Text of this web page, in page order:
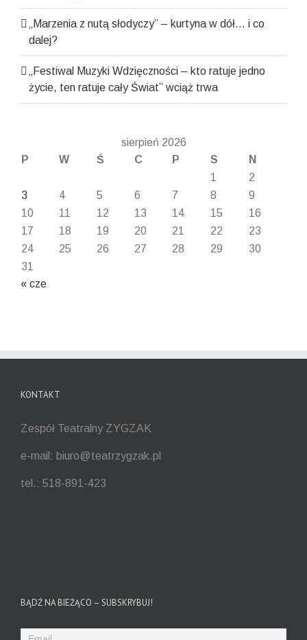
„Marzenia z nutą słodyczy” – kurtyna w dół… i co
dalej?
„Festiwal Muzyki Wdzięczności – kto ratuje jedno
życie, ten ratuje cały Świat” wciąż trwa
sierpień 2026
P
W Ś C P S
N
1
2
3
4 5 6 7 8
9
10
11 12 13 14 15
16
17
18 19 20 21 22
23
24
25 26 27 28 29
30
31
« cze
KONTAKT
Zespół Teatralny ZYGZAK
e-mail: biuro@teatrzygzak.pl
tel.: 518-891-423
BĄDŹ NA BIEŻĄCO – SUBSKRYBUJ!